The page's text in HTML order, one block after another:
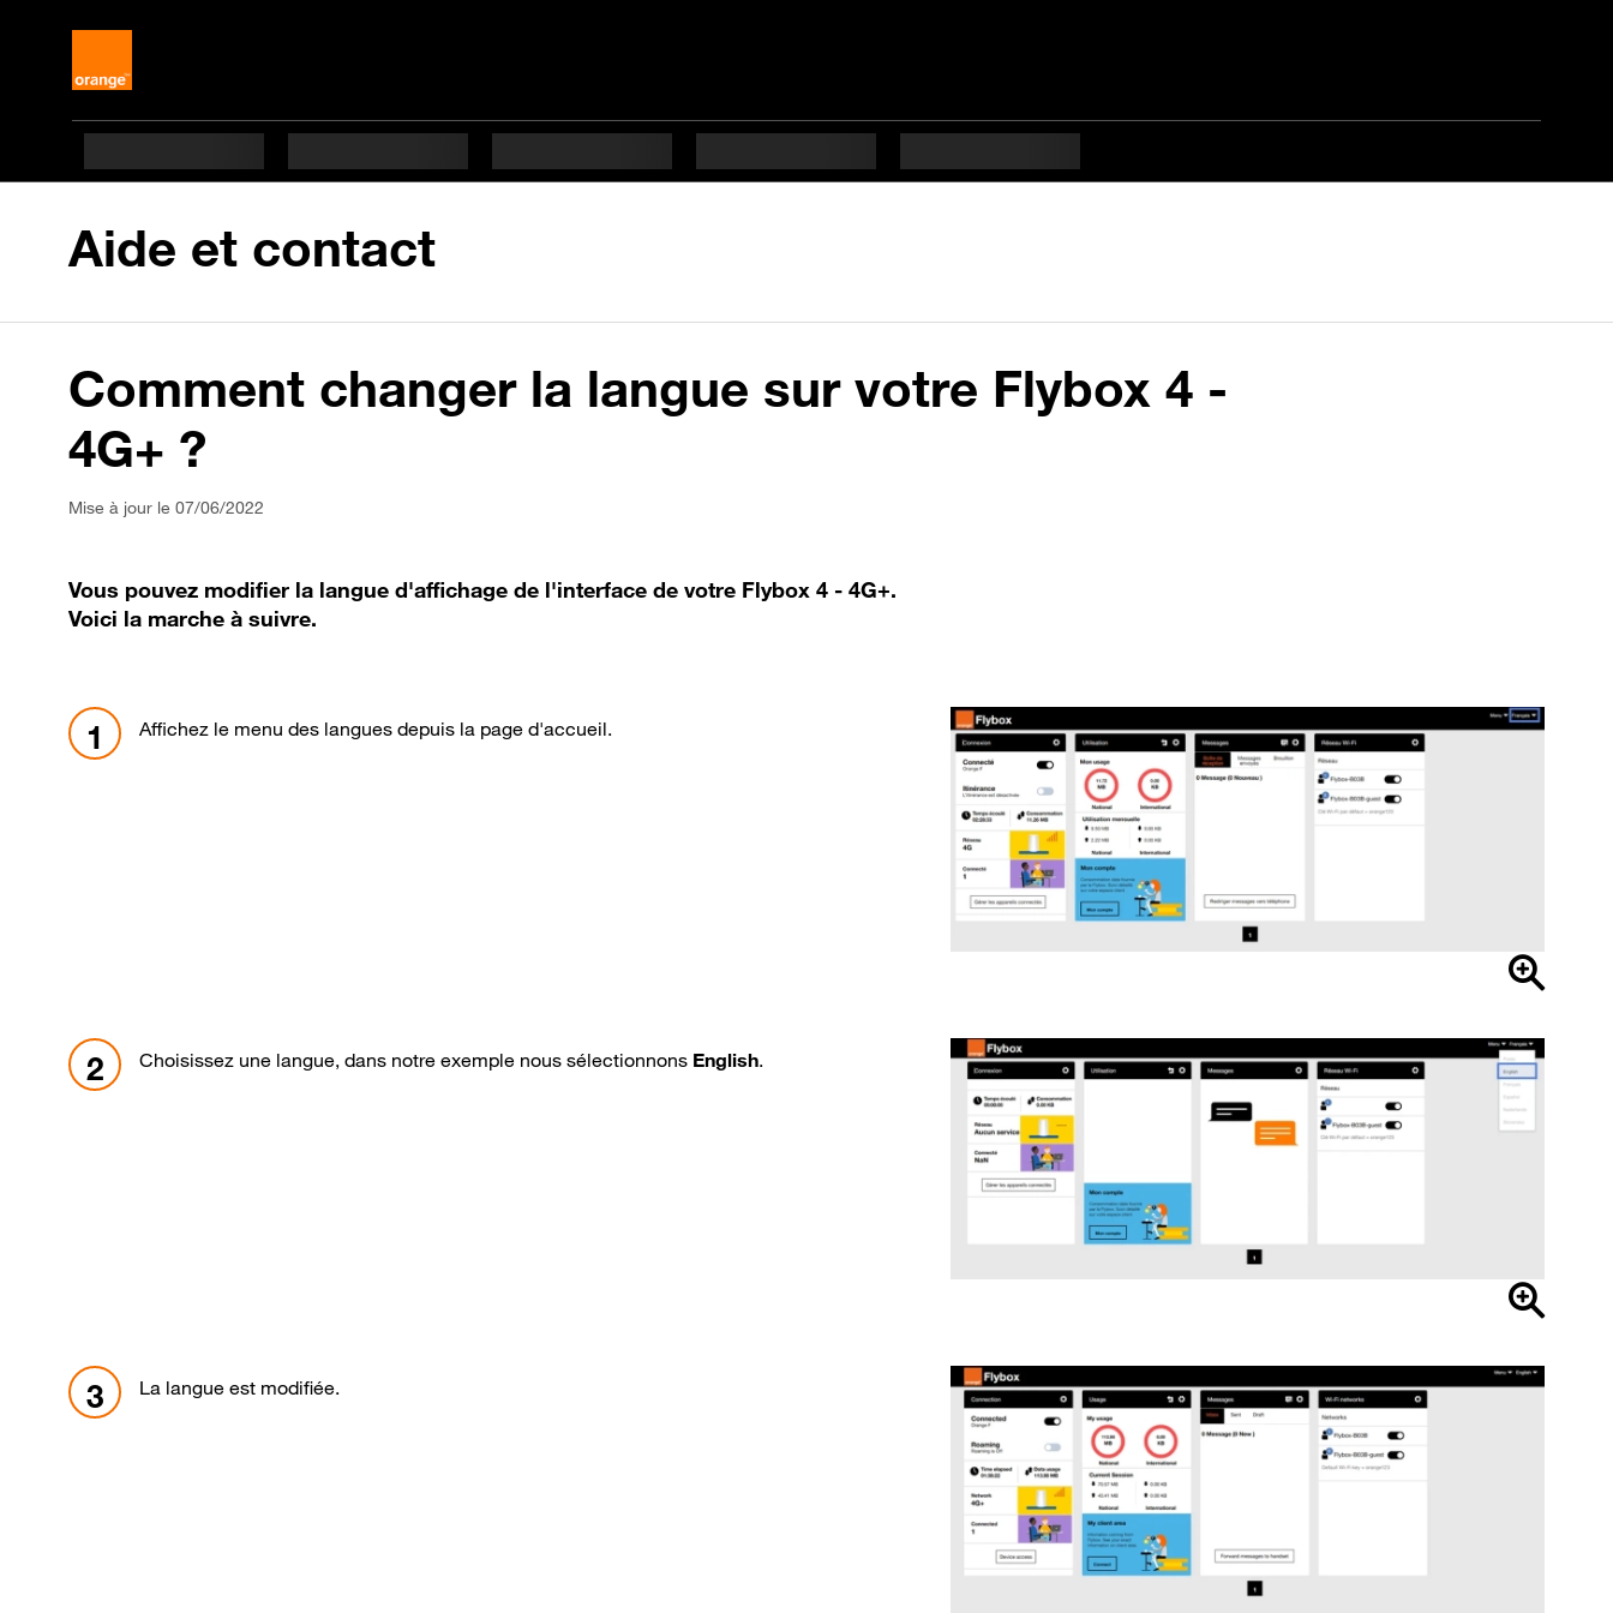
Aide et contact
Comment changer la langue sur votre Flybox 4 -
4G+ ?
Mise à jour le 07/06/2022
Vous pouvez modifier la langue d'affichage de l'interface de votre Flybox 4 - 4G+.
Voici la marche à suivre.
1 Affichez le menu des langues depuis la page d'accueil.
2 Choisissez une langue, dans notre exemple nous sélectionnons English.
3 La langue est modifiée.